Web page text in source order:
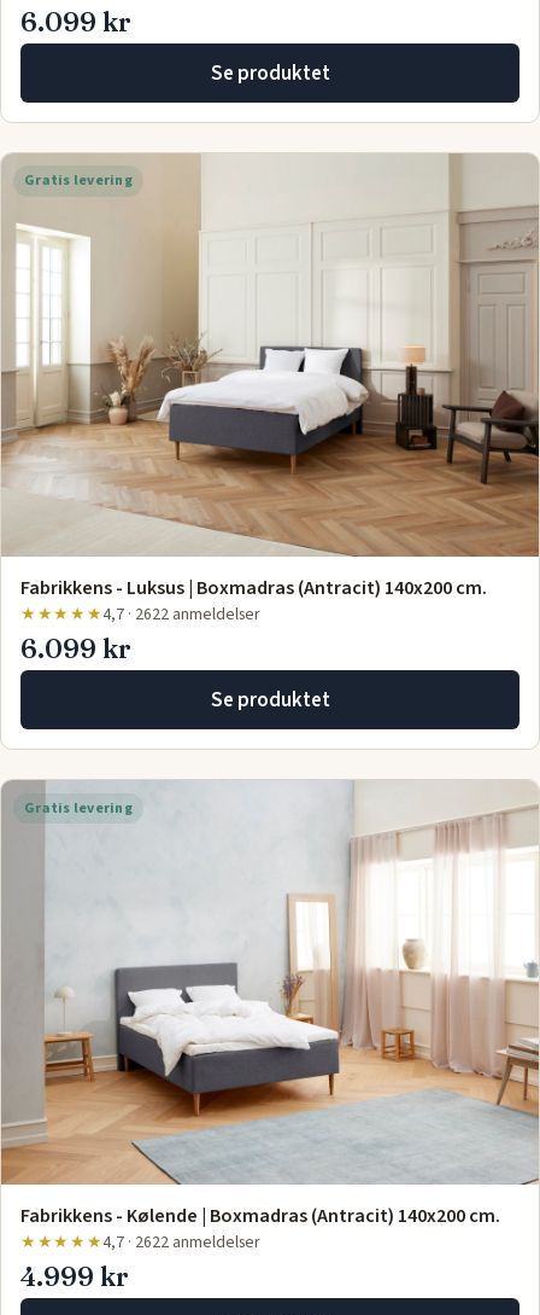
6.099 kr
Se produktet
Gratis levering
Fabrikkens - Luksus | Boxmadras (Antracit) 140x200 cm.
★★★★★4,7 · 2622 anmeldelser
6.099 kr
Se produktet
Gratis levering
Fabrikkens - Kølende | Boxmadras (Antracit) 140x200 cm.
★★★★★4,7 · 2622 anmeldelser
4.999 kr